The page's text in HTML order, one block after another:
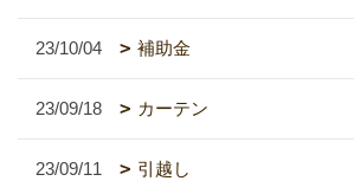
23/10/04 補助金
23/09/18 カーテン
23/09/11 引越し